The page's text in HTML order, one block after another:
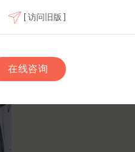
医疗机构[ 访问旧版 ]
在线咨询